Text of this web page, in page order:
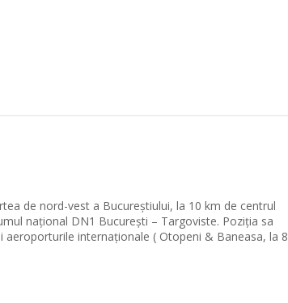
de nord-vest a Bucureștiului, la 10 km de centrul
național DN1 București – Targoviste. Poziția sa
internaționale ( Otopeni & Baneasa, la 8